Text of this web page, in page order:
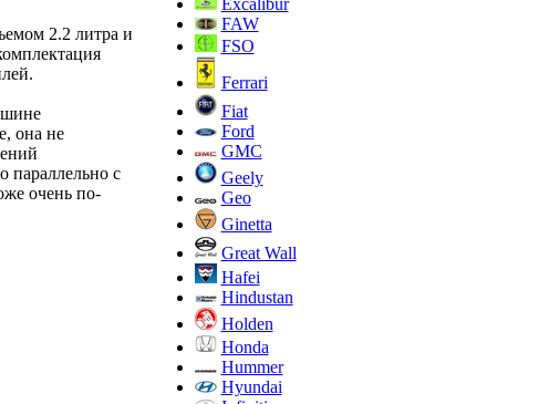
2.2 литра и
она не
параллельно с
очень по-
FAW
FSO
Ferrari
Fiat
Ford
GMC
Geely
Geo
Ginetta
Great Wall
Hafei
Hindustan
Holden
Honda
Hummer
Hyundai